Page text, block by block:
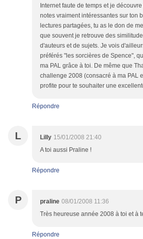
Internet faute de temps et je
notes vraiment intéressantes sur ton
lectures partagées, tu as le don de
que souvent je retrouve des
d'auteurs et de sujets. Je vois
préférés "les sorcières de Spence",
ma PAL grâce à toi. De même que
challenge 2008 (consacré à ma PAL
profite pour te souhaiter une
Répondre
L Lilly 15/01/2008 21:40
A toi aussi Praline !
Répondre
P praline 08/01/2008 11:36
Très heureuse année 2008 à toi et à
Répondre